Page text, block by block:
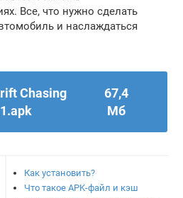
Все, что нужно сделать
и наслаждаться
Chasing
67,4
Мб
Как установить?
Что такое APK-файл и кэш